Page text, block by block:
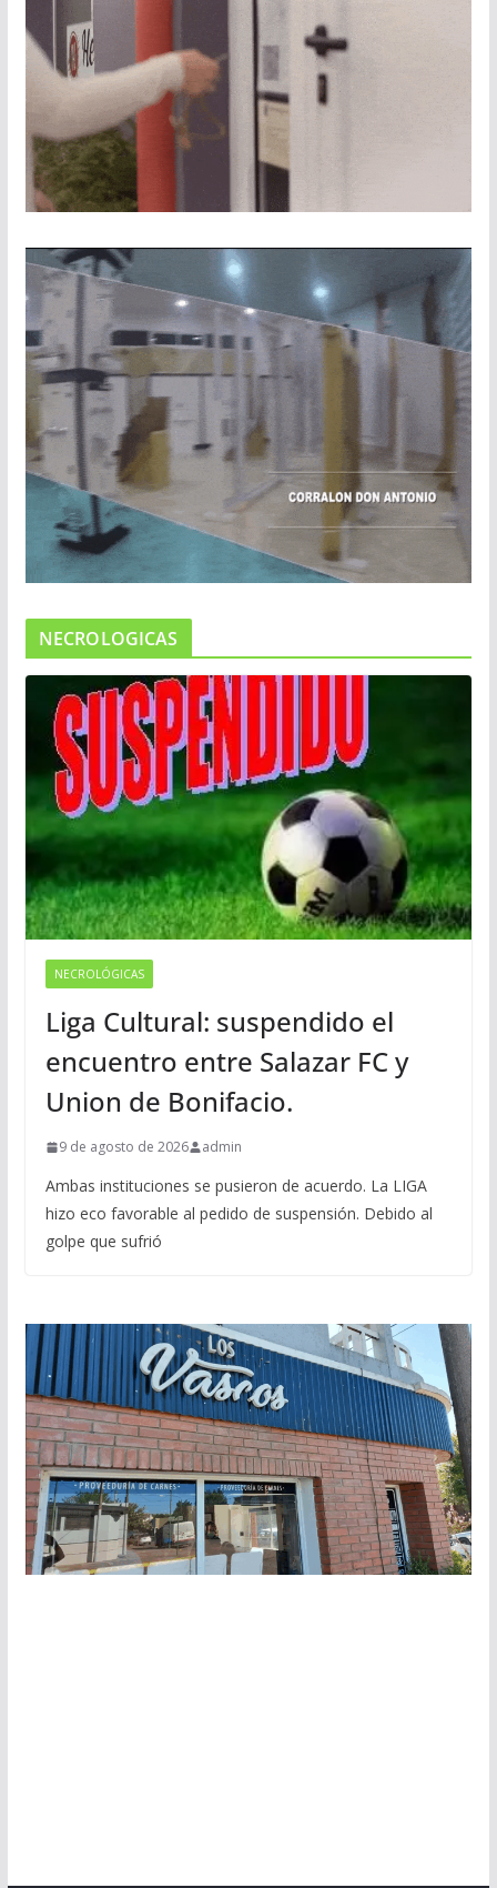
NECROLOGICAS
NECROLÓGICAS
Liga Cultural: suspendido el
encuentro entre Salazar FC y
Union de Bonifacio.
9 de agosto de 2026 admin
Ambas instituciones se pusieron de acuerdo. La LIGA
hizo eco favorable al pedido de suspensión. Debido al
golpe que sufrió